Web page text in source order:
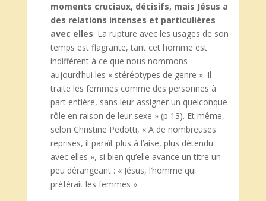
moments cruciaux, décisifs, mais Jésus a
des relations intenses et particulières
avec elles. La rupture avec les usages de son
temps est flagrante, tant cet homme est
indifférent à ce que nous nommons
aujourd’hui les « stéréotypes de genre ». Il
traite les femmes comme des personnes à
part entière, sans leur assigner un quelconque
rôle en raison de leur sexe » (p 13). Et même,
selon Christine Pedotti, « A de nombreuses
reprises, il paraît plus à l’aise, plus détendu
avec elles », si bien qu’elle avance un titre un
peu dérangeant : « Jésus, l’homme qui
préférait les femmes ».